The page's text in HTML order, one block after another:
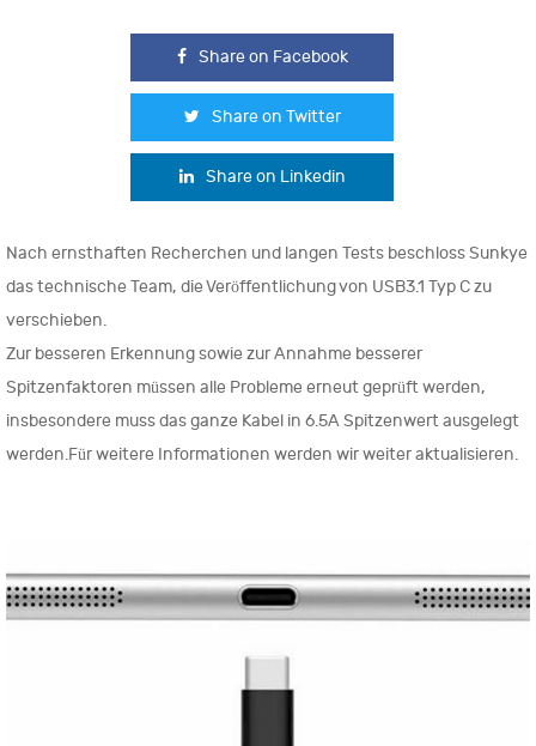
Share on Facebook
Share on Twitter
Share on Linkedin
Nach ernsthaften Recherchen und langen Tests beschloss Sunkye
das technische Team, die Veröffentlichung von USB3.1 Typ C zu
verschieben.
Zur besseren Erkennung sowie zur Annahme besserer
Spitzenfaktoren müssen alle Probleme erneut geprüft werden,
insbesondere muss das ganze Kabel in 6.5A Spitzenwert ausgelegt
werden.Für weitere Informationen werden wir weiter aktualisieren.